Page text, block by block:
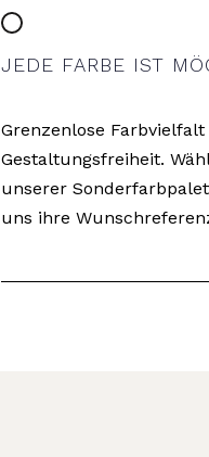
JEDE FARBE IST
Grenzenlose
Gestaltungsfreiheit.
unserer
uns ihre